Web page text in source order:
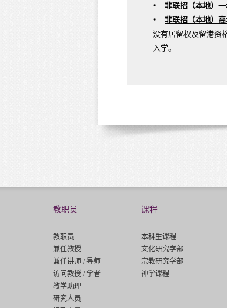
非联招（本地）
非联招（本地）
没有居留权及留港资
入学。
教职员
教职员
兼任教授
兼任讲师 / 导师
访问教授 / 学者
教学助理
研究人员
课程
本科生课程
文化研究学部
宗教研究学部
神学课程